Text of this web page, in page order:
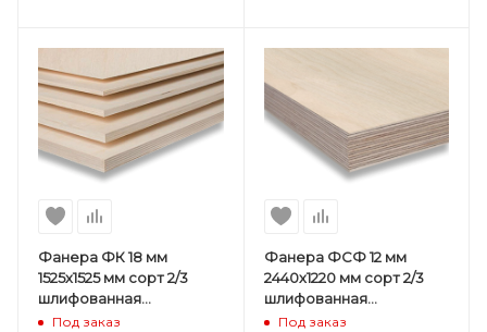
Фанера ФК 18 мм
1525х1525 мм сорт 2/3
шлифованная
березовая
Под заказ
Фанера ФСФ 12 мм
2440х1220 мм сорт 2/3
шлифованная
березовая
Под заказ